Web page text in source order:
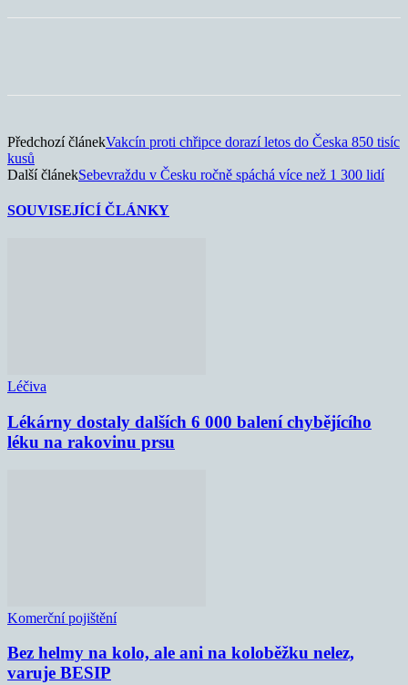
Předchozí článekVakcín proti chřipce dorazí letos do Česka 850 tisíc
kusů
Další článekSebevraždu v Česku ročně spáchá více než 1 300 lidí
SOUVISEJÍCÍ ČLÁNKY
Léčiva
Lékárny dostaly dalších 6 000 balení chybějícího
léku na rakovinu prsu
Komerční pojištění
Bez helmy na kolo, ale ani na koloběžku nelez,
varuje BESIP